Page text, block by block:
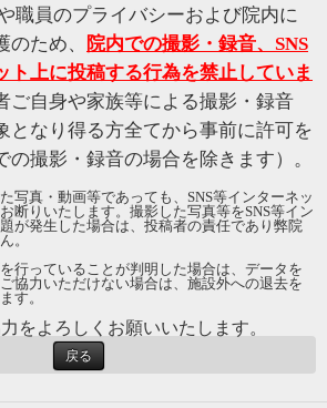
職員のプライバシーおよび院内に
ため、
院内での撮影・録音、SNS
ト上に投稿する行為を禁止していま
ご自身や家族等による撮影・録音
となり得る方全てから事前に許可を
の撮影・録音の場合を除きます）。
写真・動画等であっても、SNS等インターネッ
断りいたします。撮影した写真等をSNS等イン
が発生した場合は、投稿者の責任であり弊院
。
行っていることが判明した場合は、データを
協力いただけない場合は、施設外への退去を
す。
をよろしくお願いいたします。
戻る